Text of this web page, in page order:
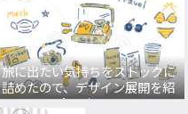
旅に出たい気持ちをストックに
詰めたので、デザイン展開を紹
介します。